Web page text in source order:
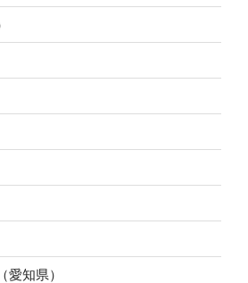
愛知県）